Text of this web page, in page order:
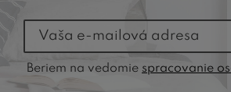
Vaša e-mailová adresa
Beriem na vedomie spracovanie